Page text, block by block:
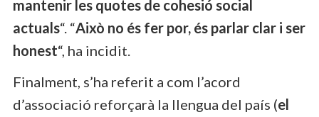
mantenir les quotes de cohesió social
actuals“. “Això no és fer por, és parlar clar i ser
honest“, ha incidit.
Finalment, s’ha referit a com l’acord
d’associació reforçarà la llengua del país (el